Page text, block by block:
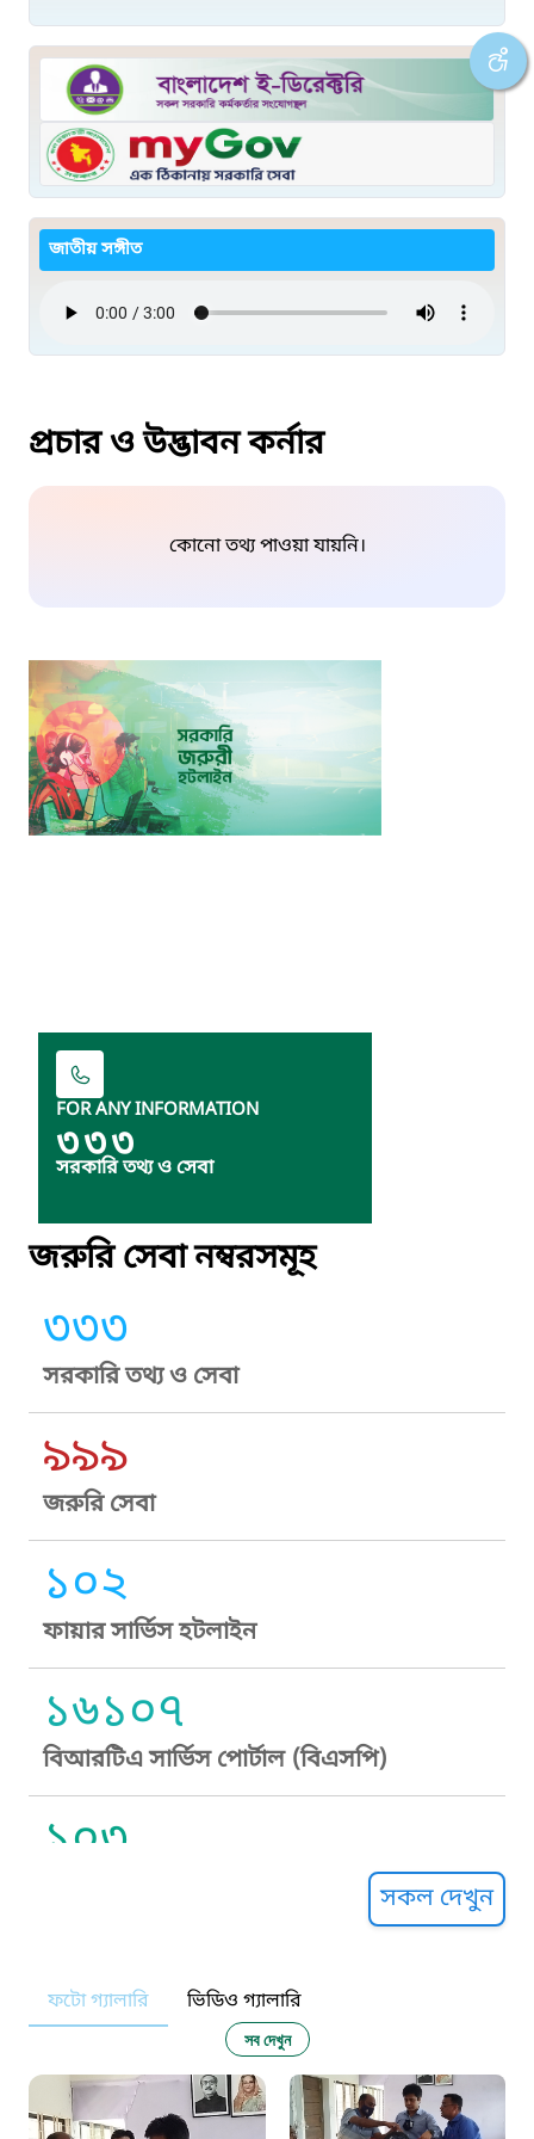
জাতীয় সঙ্গীত
প্রচার ও উদ্ভাবন কর্নার
কোনো তথ্য পাওয়া যায়নি।
FOR ANY INFORMATION
৩৩৩
সরকারি তথ্য ও সেবা
জরুরি সেবা নম্বরসমূহ
৩৩৩
সরকারি তথ্য ও সেবা
৯৯৯
জরুরি সেবা
১০২
ফায়ার সার্ভিস হটলাইন
১৬১০৭
বিআরটিএ সার্ভিস পোর্টাল (বিএসপি)
১০৩
নারী ও শিশু নির্যাতন প্রতিরোধ
১০৬
সকল দেখুন
ফটো গ্যালারি ভিডিও গ্যালারি
সব দেখুন